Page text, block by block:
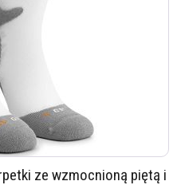
ze wzmocnioną piętą i